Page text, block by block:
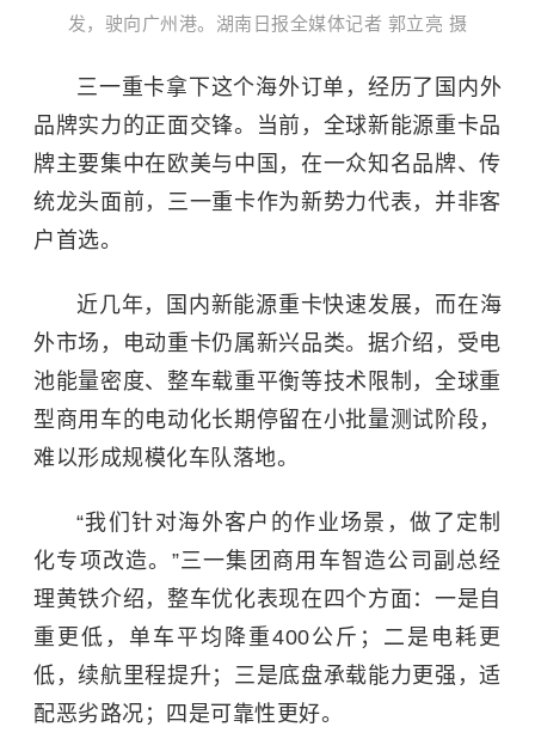
发，驶向广州港。湖南日报全媒体记者 郭立亮 摄
三一重卡拿下这个海外订单，经历了国内外
品牌实力的正面交锋。当前，全球新能源重卡品
牌主要集中在欧美与中国，在一众知名品牌、传
统龙头面前，三一重卡作为新势力代表，并非客
户首选。
近几年，国内新能源重卡快速发展，而在海
外市场，电动重卡仍属新兴品类。据介绍，受电
池能量密度、整车载重平衡等技术限制，全球重
型商用车的电动化长期停留在小批量测试阶段，
难以形成规模化车队落地。
“我们针对海外客户的作业场景，做了定制
化专项改造。”三一集团商用车智造公司副总经
理黄铁介绍，整车优化表现在四个方面：一是自
重更低，单车平均降重400公斤；二是电耗更
低，续航里程提升；三是底盘承载能力更强，适
配恶劣路况；四是可靠性更好。